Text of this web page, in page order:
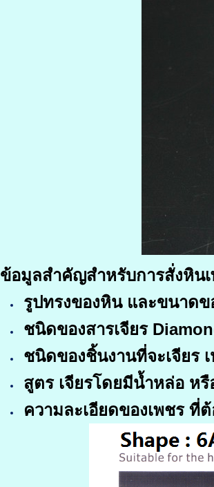
ข้อมูลสำคัญสำหรับการสั่งหิน
รูปทรงของหิน และขนาด
ชนิดของสารเจียร
ชนิดของชิ้นงานที่จะเจียร
สูตร เจียรโดยมีน้ำหล่อ หรื
ความละเอียดของเพชร ที่ต้